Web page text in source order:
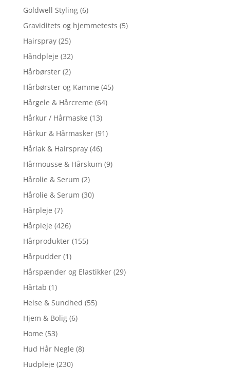
Goldwell Styling (6)
Graviditets og hjemmetests (5)
Hairspray (25)
Håndpleje (32)
Hårbørster (2)
Hårbørster og Kamme (45)
Hårgele & Hårcreme (64)
Hårkur / Hårmaske (13)
Hårkur & Hårmasker (91)
Hårlak & Hairspray (46)
Hårmousse & Hårskum (9)
Hårolie & Serum (2)
Hårolie & Serum (30)
Hårpleje (7)
Hårpleje (426)
Hårprodukter (155)
Hårpudder (1)
Hårspænder og Elastikker (29)
Hårtab (1)
Helse & Sundhed (55)
Hjem & Bolig (6)
Home (53)
Hud Hår Negle (8)
Hudpleje (230)